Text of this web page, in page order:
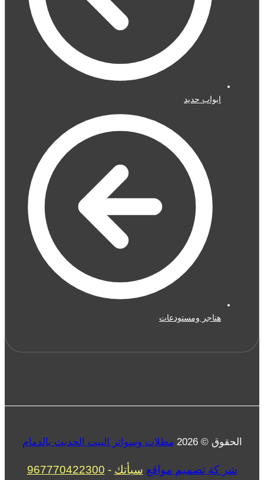
ابواب حديد
هناجر ومستودعات
الحقوق © 2026 مظلات وسواتر البيت الحديث بالدمام
شر كة تصميم مواقع سبأتك -
967770422300